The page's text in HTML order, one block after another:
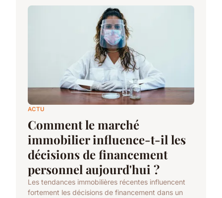
ACTU
Comment le marché
immobilier influence-t-il les
décisions de financement
personnel aujourd'hui ?
Les tendances immobilières récentes influencent
fortement les décisions de financement dans un